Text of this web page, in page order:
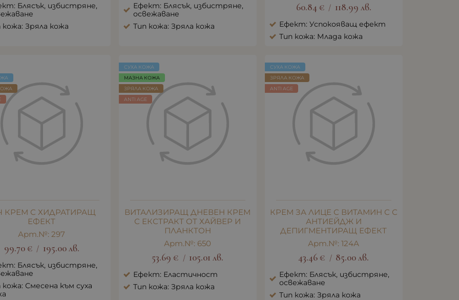
Блясък, избистряне,
кожа: Зряла кожа
Ефект: Блясък, избистряне,
освежаване
Тип кожа: Зряла кожа
60.84 € / 118.99 лв.
Ефект: Успокояващ ефект
Тип кожа: Млада кожа
КРЕМ С ХИДРАТИРАЩ
ЕФЕКТ
Арт.№: 297
99.70€ / 195.00лв.
Блясък, избистряне,
кожа: Смесена към суха
ВИТАЛИЗИРАЩ ДНЕВЕН КРЕМ
С ЕКСТРАКТ ОТ ХАЙВЕР И
ПЛАНКТОН
Арт.№: 650
53.69 € / 105.01 лв.
Ефект: Еластичност
Тип кожа: Зряла кожа
СУХА КОЖА
МАЗНА КОЖА
ЗРЯЛА КОЖА
ANTI AGE
КРЕМ ЗА ЛИЦЕ С ВИТАМИН С С
АНТИЕЙДЖ И
ДЕПИГМЕНТИРАЩ ЕФЕКТ
Арт.№: 124А
43.46 € / 85.00 лв.
Ефект: Блясък, избистряне,
освежаване
Тип кожа: Зряла кожа
СУХА КОЖА
ЗРЯЛА КОЖА
ANTI AGE